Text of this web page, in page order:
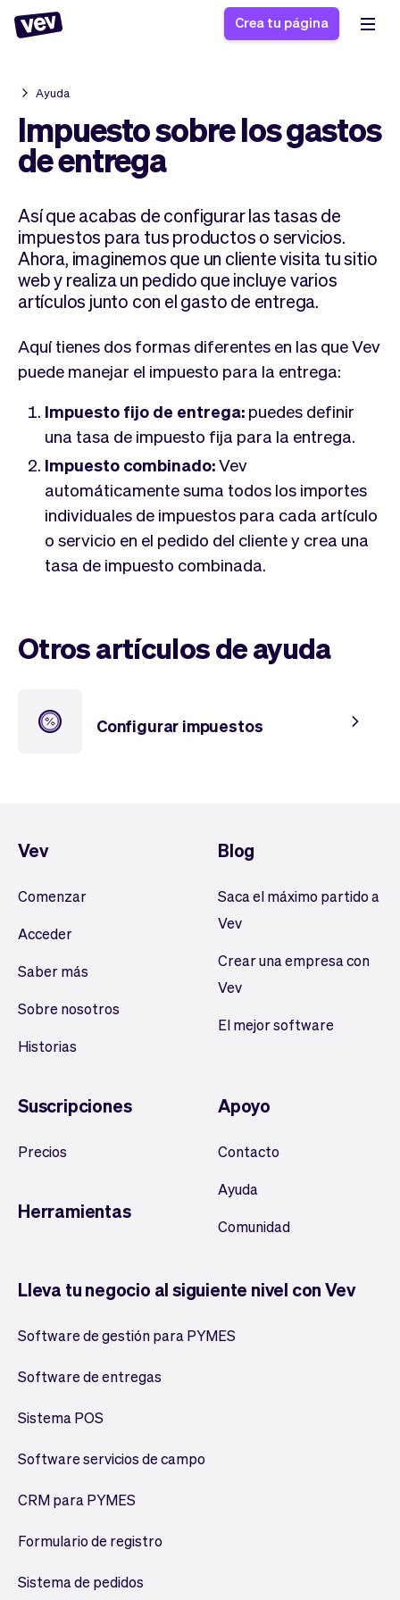
Software de gestión
para PYMES
Software de entregas
Software servicios de
campo
CRM para PYMES
Formulario de registro
Sistema de pedidos
programación de
clases
Agenda de citas
Historias
Blogs
Ayuda
Novedades
App
Impuestos
Insertar Widget
Vender
Tickets
Marketing
Diseño
Negocio
Software
Vev
Vista general
Ausencias
Equipo
Entregas
Crea tu página
Ayuda
Impuesto sobre los gastos
de entrega
Así que acabas de configurar las tasas de
impuestos para tus productos o servicios.
Ahora, imaginemos que un cliente visita tu sitio
web y realiza un pedido que incluye varios
artículos junto con el gasto de entrega.
Aquí tienes dos formas diferentes en las que Vev
puede manejar el impuesto para la entrega:
Impuesto fijo de entrega: puedes definir
una tasa de impuesto fija para la entrega.
Impuesto combinado:Vev
automáticamente suma todos los importes
individuales de impuestos para cada artículo
o servicio en el pedido del cliente y crea una
tasa de impuesto combinada.
Otros artículos de ayuda
Configurar impuestos
Vev
Comenzar
Acceder
Saber más
Sobre nosotros
Historias
Blog
Saca el máximo partido a
Vev
Crear una empresa con
Vev
El mejor software
Suscripciones
Precios
Herramientas
Apoyo
Contacto
Ayuda
Comunidad
Lleva tu negocio al siguiente nivel con Vev
Software de gestión para PYMES
Software de entregas
Sistema POS
Software servicios de campo
CRM para PYMES
Formulario de registro
Sistema de pedidos